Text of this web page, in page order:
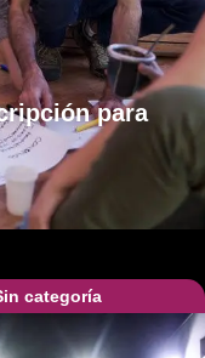
para
categoría